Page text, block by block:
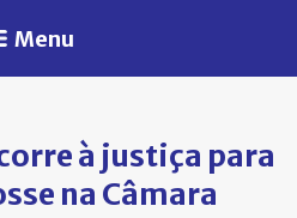
Menu
à justiça para
na Câmara